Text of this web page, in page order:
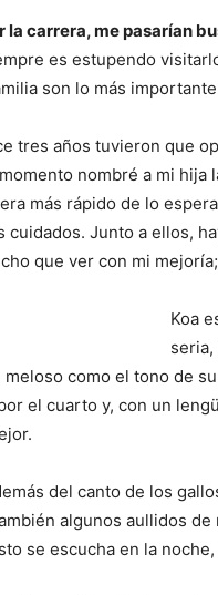
la carrera, me pasarían
es estupendo
son lo más
tres años tuvieron que
nombré a mi hija
más rápido de lo
Junto a ellos,
que ver con mi mejoría;
Koa
como el tono de
el cuarto y, con un
del canto de los
algunos aullidos
se escucha en la